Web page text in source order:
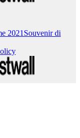
2021 Souvenir di